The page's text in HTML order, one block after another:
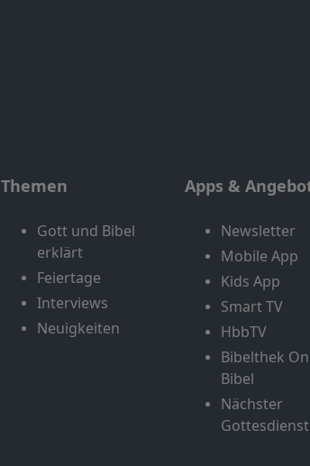
Themen
Gott und Bibel
erklärt
Feiertage
Interviews
Neuigkeiten
Apps &
Newsletter
Mobile App
Kids App
Smart TV
HbbTV
Bibelthek
Bibel
Nächster
Gottesdienst